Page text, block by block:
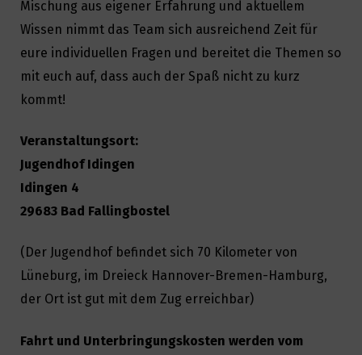
Mischung aus eigener Erfahrung und aktuellem
Wissen nimmt das Team sich ausreichend Zeit für
eure individuellen Fragen und bereitet die Themen so
mit euch auf, dass auch der Spaß nicht zu kurz
kommt!
Veranstaltungsort:
Jugendhof Idingen
Idingen 4
29683 Bad Fallingbostel
(Der Jugendhof befindet sich 70 Kilometer von
Lüneburg, im Dreieck Hannover-Bremen-Hamburg,
der Ort ist gut mit dem Zug erreichbar)
Fahrt und Unterbringungskosten werden vom